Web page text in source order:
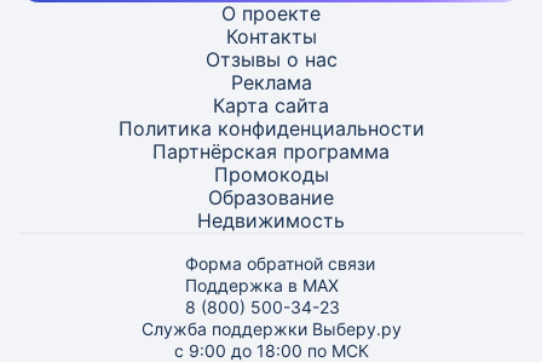
О проекте
Контакты
Отзывы о нас
Реклама
Карта сайта
Политика конфиденциальности
Партнёрская программа
Промокоды
Образование
Недвижимость
Форма обратной связи
Поддержка в MAX
8 (800) 500-34-23
Служба поддержки Выберу.ру
с 9:00 до 18:00 по МСК